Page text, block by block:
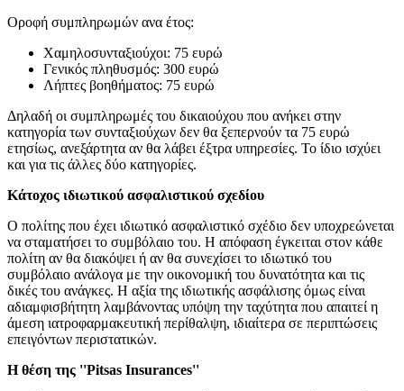
Οροφή συμπληρωμών ανα έτος:
Χαμηλοσυνταξιούχοι: 75 ευρώ
Γενικός πληθυσμός: 300 ευρώ
Λήπτες βοηθήματος: 75 ευρώ
Δηλαδή οι συμπληρωμές του δικαιούχου που ανήκει στην
κατηγορία των συνταξιούχων δεν θα ξεπερνούν τα 75 ευρώ
ετησίως, ανεξάρτητα αν θα λάβει έξτρα υπηρεσίες. Το ίδιο ισχύει
και για τις άλλες δύο κατηγορίες.
Κάτοχος ιδιωτικού ασφαλιστικού σχεδίου
Ο πολίτης που έχει ιδιωτικό ασφαλιστικό σχέδιο δεν υποχρεώνεται
να σταματήσει το συμβόλαιο του. Η απόφαση έγκειται στον κάθε
πολίτη αν θα διακόψει ή αν θα συνεχίσει το ιδιωτικό του
συμβόλαιο ανάλογα με την οικονομική του δυνατότητα και τις
δικές του ανάγκες. Η αξία της ιδιωτικής ασφάλισης όμως είναι
αδιαμφισβήτητη λαμβάνοντας υπόψη την ταχύτητα που απαιτεί η
άμεση ιατροφαρμακευτική περίθαλψη, ιδιαίτερα σε περιπτώσεις
επειγόντων περιστατικών.
Η θέση της ''Pitsas Insurances''